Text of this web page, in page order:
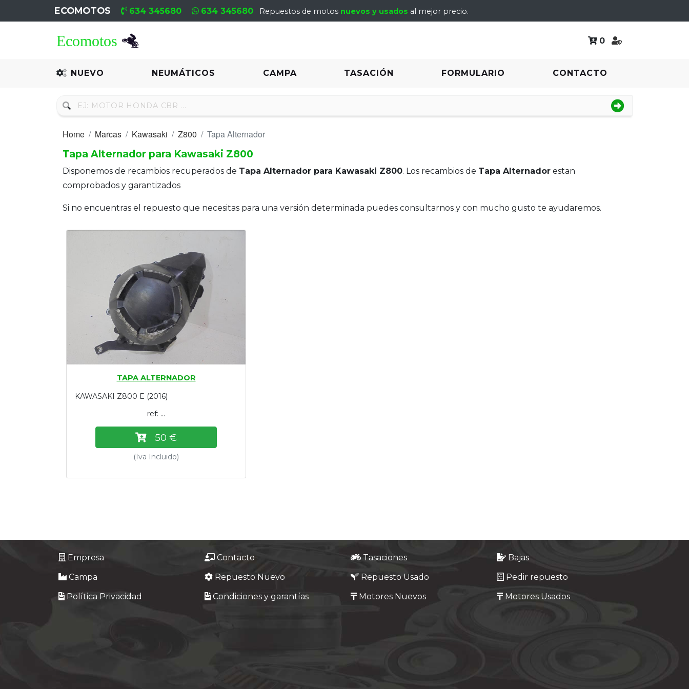
ECOMOTOS 634 345680 634 345680 Repuestos de motos nuevos y usados al mejor precio.
0
NUEVO NEUMÁTICOS CAMPA TASACIÓN FORMULARIO CONTACTO
Recambio
Neumáticos
Motores
Home Marcas Kawasaki Z800
Tapa Alternador
Tapa Alternador para Kawasaki Z800
Disponemos de recambios recuperados de Tapa Alternador para Kawasaki Z800. Los recambios de Tapa Alternador estan
comprobados y garantizados
Si no encuentras el repuesto que necesitas para una versión determinada puedes consultarnos y con mucho gusto te ayudaremos.
TAPA ALTERNADOR
KAWASAKI Z800 E (2016)
ref: ...
50 €
(Iva Incluido)
Empresa Contacto Tasaciones
Bajas
Campa
Repuesto Nuevo Repuesto Usado
Pedir repuesto
Política Privacidad
Condiciones y garantías Motores Nuevos Motores Usados